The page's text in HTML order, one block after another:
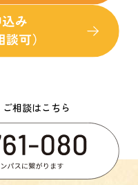
相談はこちら